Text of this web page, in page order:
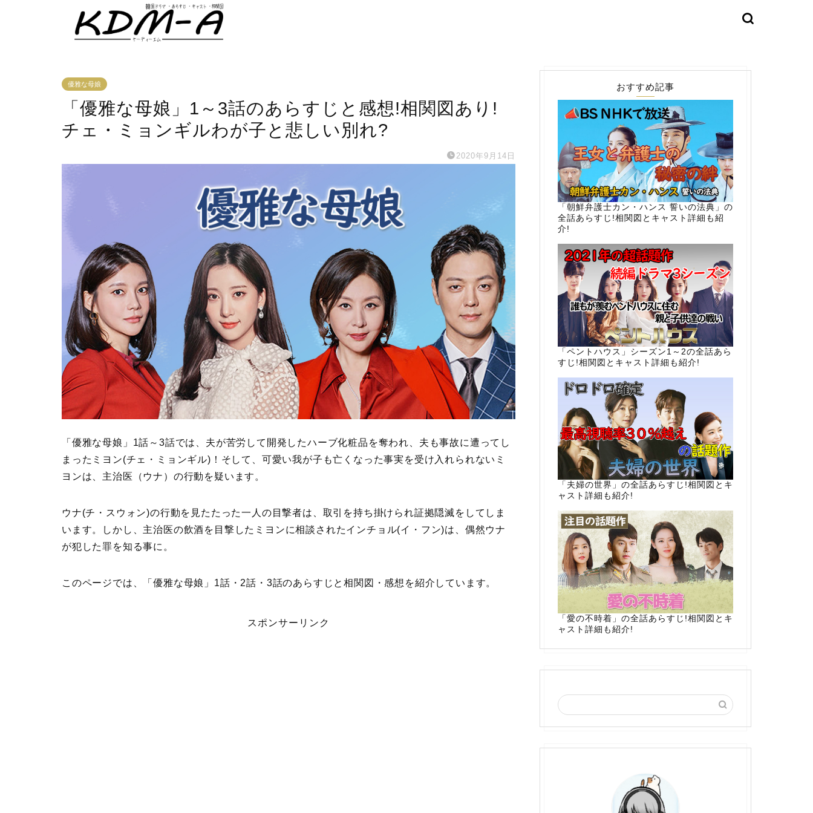
優雅な母娘
「優雅な母娘」1～3話のあらすじと感想!相関図あり!
チェ・ミョンギルわが子と悲しい別れ?
2020年9月14日
「優雅な母娘」1話～3話では、夫が苦労して開発したハーブ化粧品を奪われ、夫も事故に遭ってし
まったミヨン(チェ・ミョンギル)！そして、可愛い我が子も亡くなった事実を受け入れられないミ
ヨンは、主治医（ウナ）の行動を疑います。
ウナ(チ・スウォン)の行動を見たたった一人の目撃者は、取引を持ち掛けられ証拠隠滅をしてしま
います。しかし、主治医の飲酒を目撃したミヨンに相談されたインチョル(イ・フン)は、偶然ウナ
が犯した罪を知る事に。
このページでは、 「優雅な母娘」1話・2話・3話のあらすじと相関図・感想を紹介 しています。
スポンサーリンク
おすすめ記事
「朝鮮弁護士カン・ハンス 誓いの法典」の
全話あらすじ!相関図とキャスト詳細も紹
介!
「ペントハウス」シーズン1～2の全話あら
すじ!相関図とキャスト詳細も紹介!
「夫婦の世界」の全話あらすじ!相関図とキ
ャスト詳細も紹介!
「愛の不時着」の全話あらすじ!相関図とキ
ャスト詳細も紹介!